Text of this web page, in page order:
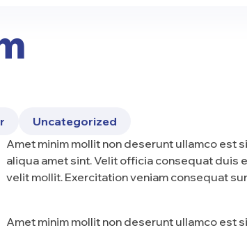
Uncategorized
Amet minim mollit non deserunt ullamco est
aliqua amet sint. Velit officia consequat duis
velit mollit. Exercitation veniam consequat
Amet minim mollit non deserunt ullamco est